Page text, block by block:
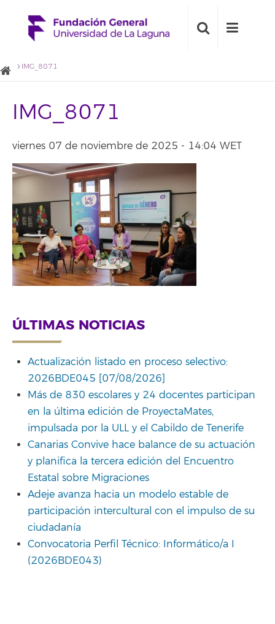
IMG_8071
IMG_8071
viernes 07 de noviembre de 2025 - 14:04 WET
ÚLTIMAS NOTICIAS
Actualización listado en proceso selectivo:
2026BDE045 [07/08/2026]
Más de 830 escolares y 24 docentes participan
en la última edición de ProyectaMates,
impulsada por la ULL y el Cabildo de Tenerife
Canarias Convive hace balance de su actuación
y planifica la tercera edición del Encuentro
Estatal sobre Migraciones
Adeje avanza hacia un modelo estable de
participación intercultural con el impulso de su
ciudadanía
Convocatoria Perfil Técnico: Informático/a I
(2026BDE043)